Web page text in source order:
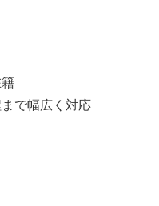
で幅広く対応